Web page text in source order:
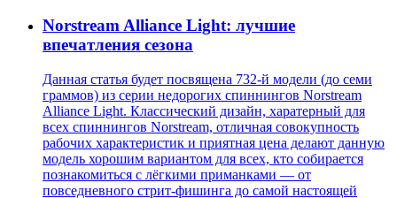
Norstream Alliance Light: лучшие
впечатления сезона
Данная статья будет посвящена 732-й модели (до семи
граммов) из серии недорогих спиннингов Norstream
Alliance Light. Классический дизайн, харатерный для
всех спиннингов Norstream, отличная совокупность
рабочих характеристик и приятная цена делают данную
модель хорошим вариантом для всех, кто собирается
познакомиться с лёгкими приманками — от
повседневного стрит-фишинга до самой настоящей